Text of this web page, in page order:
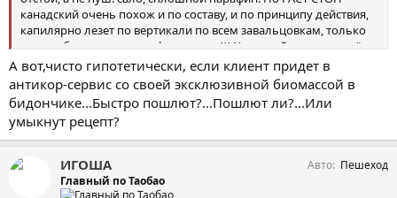
канадский очень похож и по составу, и по принципу действия,
капилярно лезет по вертикали по всем завальцовкам, только
уже разбавлен и пахнет фиалками...))) Хороший рецепт нашёл
на Драйве - смешать пуш. сало с Раст-Стопом. Пушсало густое,
в пистолет для скрытых полостей не лезет, расстоп очень
жидкий и улетучивается за год-полтора, а смесь практически
вечная, пушсало работает как носитель, не даёт стекать
составу, а растстоп - ползёт по завальцовкам и имеет в своём
составе ингибриторы коррозии. Отличный дуэт получается.
А вот,чисто гипотетически, если клиент придет в
антикор-сервис со своей эксклюзивной биомассой в
бидончике...Быстро пошлют?...Пошлют ли?...Или
умыкнут рецепт?
ИГОША
Главный по Таобао
Авто Пешеход